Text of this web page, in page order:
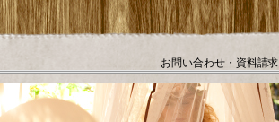
お問い合わせ・資料請求